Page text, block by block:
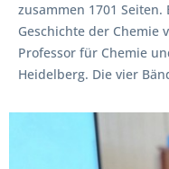
zusammen 1701
Geschichte der Chemie
Professor für Chemie
Heidelberg. Die vier